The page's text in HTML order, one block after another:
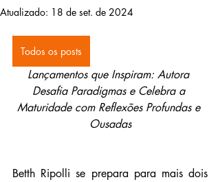
Atualizado: 18 de set. de 2024
Todos os posts
Lançamentos que Inspiram: Autora
Desafia Paradigmas e Celebra a
Maturidade com Reflexões Profundas e
Ousadas
Betth Ripolli se prepara para mais dois